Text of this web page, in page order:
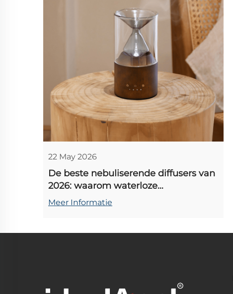
22 May 2026
De beste nebuliserende diffusers van
2026: waarom waterloze
glasmodellen beter presteren dan
Meer Informatie